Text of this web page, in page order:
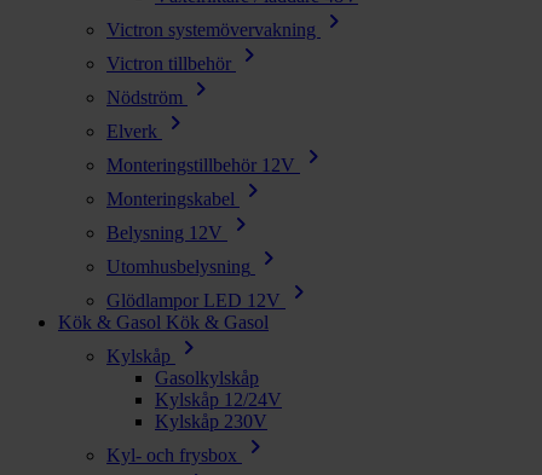
Victron systemövervakning
chevron_right
Victron tillbehör chevron_right
Nödström chevron_right
Elverk chevron_right
Monteringstillbehör 12V chevron_right
Monteringskabel chevron_right
Belysning 12V chevron_right
Utomhusbelysning chevron_right
Glödlampor LED 12V chevron_right
Kök & Gasol Kök & Gasol
Kylskåp
chevron_right
Gasolkylskåp
Kylskåp 12/24V
Kylskåp 230V
Kyl- och frysbox
chevron_right